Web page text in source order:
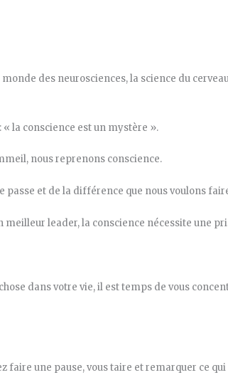
des neurosciences, la science du
« la conscience est un mystère ».
nous reprenons conscience.
passe et de la différence que nous voulons
meilleur leader, la conscience nécessite une
dans votre vie, il est temps de vous
une pause, vous taire et remarquer ce